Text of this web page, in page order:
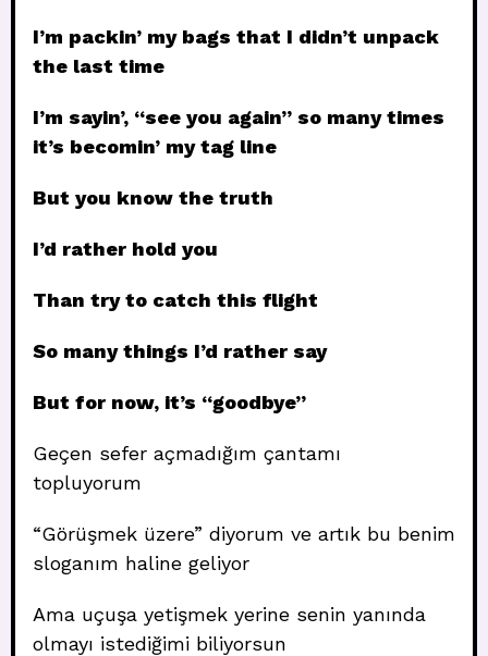
I’m packin’ my bags that I didn’t unpack
the last time
I’m sayin’, “see you again” so many times
it’s becomin’ my tag line
But you know the truth
I’d rather hold you
Than try to catch this flight
So many things I’d rather say
But for now, it’s “goodbye”
Geçen sefer açmadığım çantamı
topluyorum
“Görüşmek üzere” diyorum ve artık bu benim
sloganım haline geliyor
Ama uçuşa yetişmek yerine senin yanında
olmayı istediğimi biliyorsun